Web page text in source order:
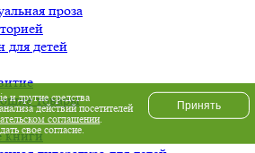
проза
детей
товары
книги
другие средства
действий посетителей
соглашении.
свое согласие.
Принять